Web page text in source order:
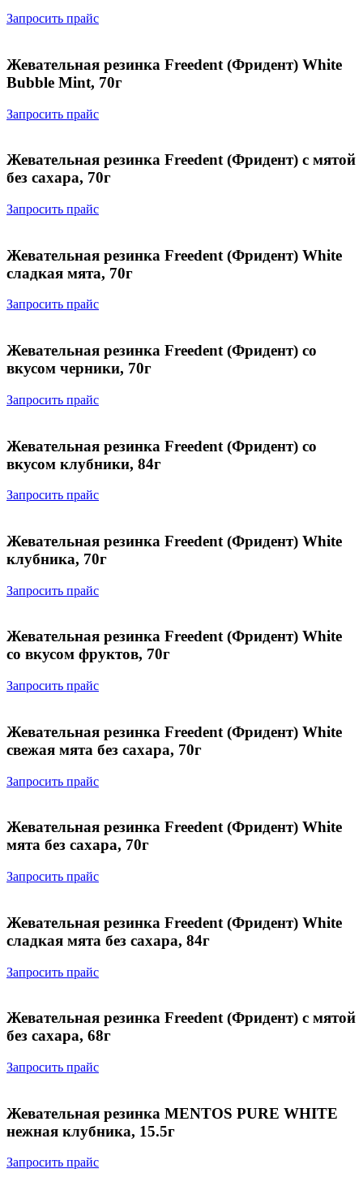
Запросить прайс
Жевательная резинка Freedent (Фридент) White
Bubble Mint, 70г
Запросить прайс
Жевательная резинка Freedent (Фридент) с мятой
без сахара, 70г
Запросить прайс
Жевательная резинка Freedent (Фридент) White
сладкая мята, 70г
Запросить прайс
Жевательная резинка Freedent (Фридент) со
вкусом черники, 70г
Запросить прайс
Жевательная резинка Freedent (Фридент) со
вкусом клубники, 84г
Запросить прайс
Жевательная резинка Freedent (Фридент) White
клубника, 70г
Запросить прайс
Жевательная резинка Freedent (Фридент) White
со вкусом фруктов, 70г
Запросить прайс
Жевательная резинка Freedent (Фридент) White
свежая мята без сахара, 70г
Запросить прайс
Жевательная резинка Freedent (Фридент) White
мята без сахара, 70г
Запросить прайс
Жевательная резинка Freedent (Фридент) White
сладкая мята без сахара, 84г
Запросить прайс
Жевательная резинка Freedent (Фридент) с мятой
без сахара, 68г
Запросить прайс
Жевательная резинка MENTOS PURE WHITE
нежная клубника, 15.5г
Запросить прайс